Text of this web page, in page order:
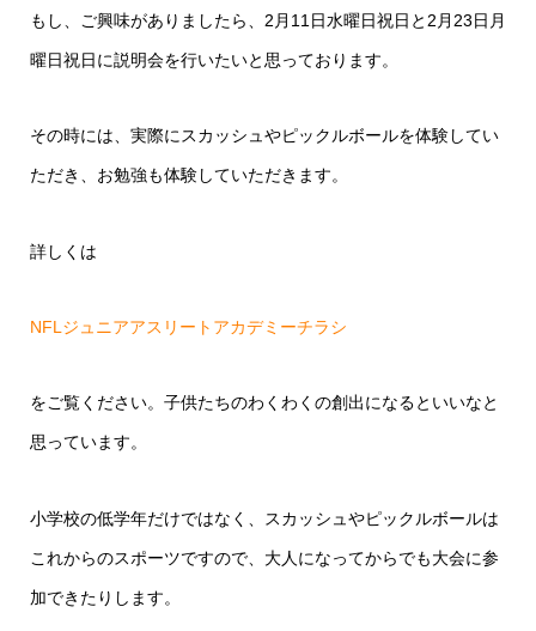
もし、ご興味がありましたら、2月11日水曜日祝日と2月23日月
曜日祝日に説明会を行いたいと思っております。
その時には、実際にスカッシュやピックルボールを体験してい
ただき、お勉強も体験していただきます。
詳しくは
NFLジュニアアスリートアカデミーチラシ
をご覧ください。子供たちのわくわくの創出になるといいなと
思っています。
小学校の低学年だけではなく、スカッシュやピックルボールは
これからのスポーツですので、大人になってからでも大会に参
加できたりします。